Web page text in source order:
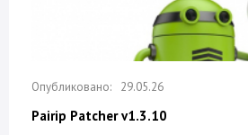
29.05.26
Pairip Patcher v1.3.10